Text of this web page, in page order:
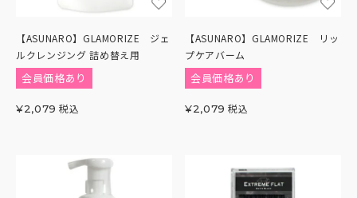
【ASUNARO】GLAMORIZE ジェ
ルクレンジング 詰め替え用
会員価格あり
¥2,079 税込
【ASUNARO】GLAMORIZE リッ
プケアバーム
会員価格あり
¥2,079 税込